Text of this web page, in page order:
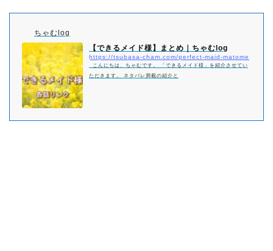
ちゃむlog
【できるメイド様】まとめ｜ちゃむlog
https://tsubasa-cham.com/perfect-maid-matome
こんにちは、ちゃむです。 「できるメイド様」を紹介させてい
ただきます。 ネタバレ満載の紹介と